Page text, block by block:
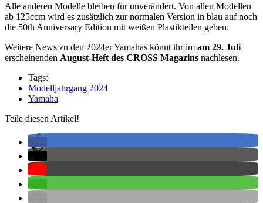
Alle anderen Modelle bleiben für unverändert. Von allen Modellen
ab 125ccm wird es zusätzlich zur normalen Version in blau auf noch
die 50th Anniversary Edition mit weißen Plastikteilen geben.
Weitere News zu den 2024er Yamahas könnt ihr im am 29. Juli
erscheinenden August-Heft des CROSS Magazins nachlesen.
Tags:
Modelljahrgang 2024
Yamaha
Teile diesen Artikel!